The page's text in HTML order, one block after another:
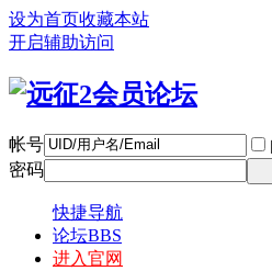
设为首页收藏本站
开启辅助访问
帐号
密码
快捷导航
论坛BBS
进入官网